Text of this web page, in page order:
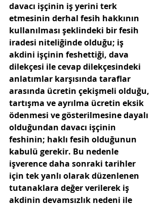
davacı işçinin iş yerini terk
etmesinin derhal fesih hakkının
kullanılması şeklindeki bir fesih
iradesi niteliğinde olduğu; iş
akdini işçinin feshettiği, dava
dilekçesi ile cevap dilekçesindeki
anlatımlar karşısında taraflar
arasında ücretin çekişmeli olduğu,
tartışma ve ayrılma ücretin eksik
ödenmesi ve gösterilmesine dayalı
olduğundan davacı işçinin
feshinin; haklı fesih olduğunun
kabulü gerekir. Bu nedenle
işverence daha sonraki tarihler
için tek yanlı olarak düzenlenen
tutanaklara değer verilerek iş
akdinin devamsızlık nedeni ile